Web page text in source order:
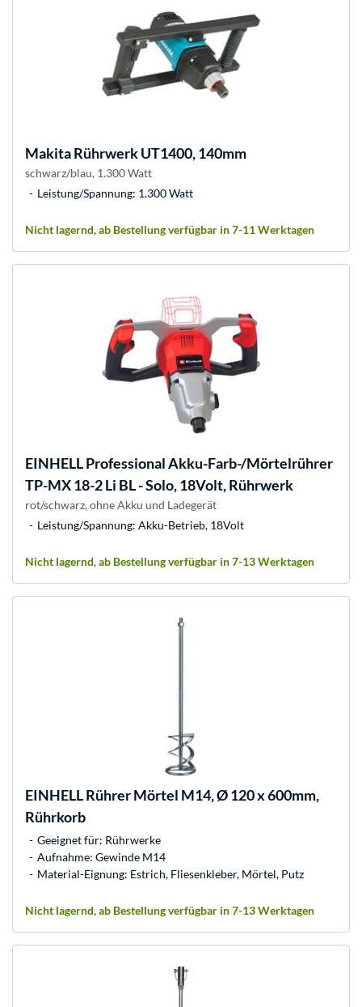
MakitaRührwerk UT1400, 140mm
schwarz/blau, 1.300 Watt
Leistung/Spannung: 1.300 Watt
Nicht lagernd, ab Bestellung verfügbar in 7-11 Werktagen
EINHELLProfessional Akku-Farb-/Mörtelrührer
TP-MX 18-2 Li BL - Solo, 18Volt, Rührwerk
rot/schwarz, ohne Akku und Ladegerät
Leistung/Spannung: Akku-Betrieb, 18Volt
Nicht lagernd, ab Bestellung verfügbar in 7-13 Werktagen
EINHELLRührer Mörtel M14, Ø 120 x 600mm,
Rührkorb
Geeignet für: Rührwerke
Aufnahme: Gewinde M14
Material-Eignung: Estrich, Fliesenkleber, Mörtel, Putz
Nicht lagernd, ab Bestellung verfügbar in 7-13 Werktagen